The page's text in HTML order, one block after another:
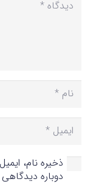
ذخیره نام،
دوباره